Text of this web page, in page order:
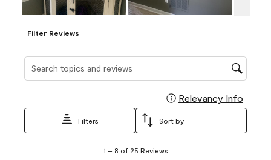
Filter Reviews
Relevancy Info
Filters Sort by
1 – 8 of 25 Reviews